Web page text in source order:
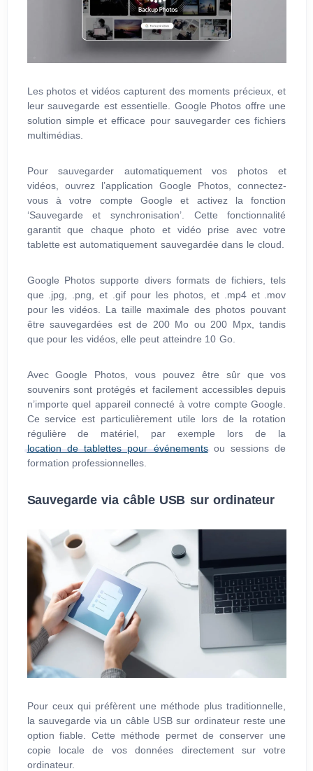
Les photos et vidéos capturent des moments précieux, et
leur sauvegarde est essentielle. Google Photos offre une
solution simple et efficace pour sauvegarder ces fichiers
multimédias.
Pour sauvegarder automatiquement vos photos et
vidéos, ouvrez l’application Google Photos, connectez-
vous à votre compte Google et activez la fonction
‘Sauvegarde et synchronisation’. Cette fonctionnalité
garantit que chaque photo et vidéo prise avec votre
tablette est automatiquement sauvegardée dans le cloud.
Google Photos supporte divers formats de fichiers, tels
que .jpg, .png, et .gif pour les photos, et .mp4 et .mov
pour les vidéos. La taille maximale des photos pouvant
être sauvegardées est de 200 Mo ou 200 Mpx, tandis
que pour les vidéos, elle peut atteindre 10 Go.
Avec Google Photos, vous pouvez être sûr que vos
souvenirs sont protégés et facilement accessibles depuis
n’importe quel appareil connecté à votre compte Google.
Ce service est particulièrement utile lors de la rotation
régulière de matériel, par exemple lors de la
location de tablettes pour événementsou sessions de
formation professionnelles.
Sauvegarde via câble USB sur ordinateur
Pour ceux qui préfèrent une méthode plus traditionnelle,
la sauvegarde via un câble USB sur ordinateur reste une
option fiable. Cette méthode permet de conserver une
copie locale de vos données directement sur votre
ordinateur.